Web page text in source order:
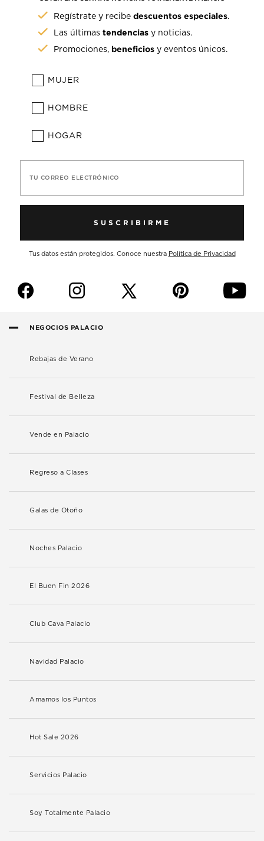
Regístrate y recibedescuentos especiales.
Las últimastendencias y noticias.
Promociones, beneficios y eventos únicos.
MUJER
HOMBRE
HOGAR
TU CORREO ELECTRÓNICO
SUSCRIBIRME
Tus datos están protegidos. Conoce nuestra Política de Privacidad
f i p y
NEGOCIOS PALACIO
Rebajas de Verano
Festival de Belleza
Vende en Palacio
Regreso a Clases
Galas de Otoño
Noches Palacio
El Buen Fin 2026
Club Cava Palacio
Navidad Palacio
Amamos los Puntos
Hot Sale 2026
Servicios Palacio
Soy Totalmente Palacio